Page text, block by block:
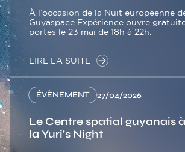
À l’occasion de la Nuit européenne
Guyaspace Expérience ouvre
portes le 23 mai de 18h à 22h.
LIRE LA SUITE
ÉVÈNEMENT 27/04/2026
Le Centre spatial guyanais
la Yuri’s Night